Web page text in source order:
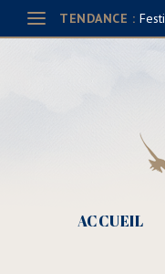
TENDANCE :
ACCUEIL